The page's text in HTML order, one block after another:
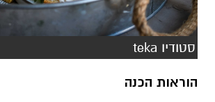
סטודיו teka
הוראות הכנה